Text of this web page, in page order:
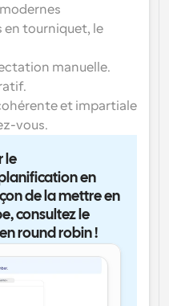
en tourniquet, le
manuelle.
et impartiale
vous.
le
en
de la mettre en
consultez le
round robin !